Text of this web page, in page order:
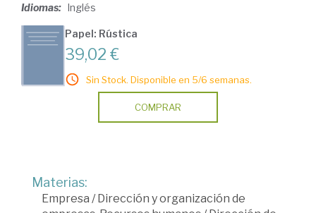
Idiomas: Inglés
Papel: Rústica
39,02 €
Sin Stock. Disponible en 5/6 semanas.
COMPRAR
Materias:
Empresa /Dirección y organización de